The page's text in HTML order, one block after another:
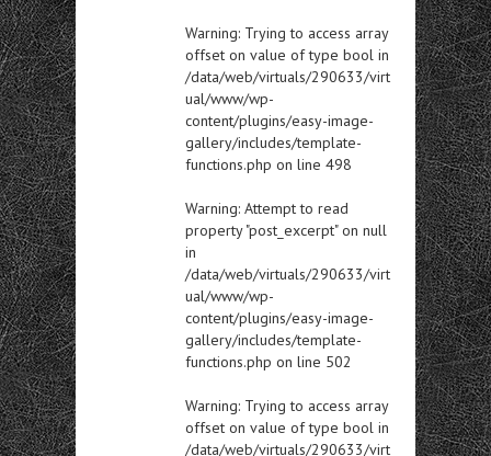
Warning: Trying to access array
offset on value of type bool in
/data/web/virtuals/290633/virt
ual/www/wp-
content/plugins/easy-image-
gallery/includes/template-
functions.php on line 498
Warning: Attempt to read
property "post_excerpt" on null
in
/data/web/virtuals/290633/virt
ual/www/wp-
content/plugins/easy-image-
gallery/includes/template-
functions.php on line 502
Warning: Trying to access array
offset on value of type bool in
/data/web/virtuals/290633/virt